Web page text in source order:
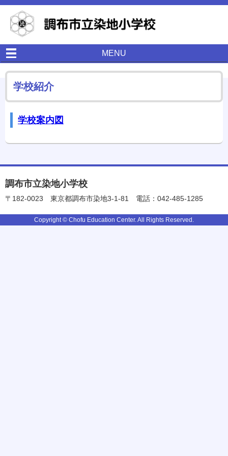
MENU
学校紹介
学校案内図
調布市立染地小学校
〒182-0023 東京都調布市染地3-1-81 電話：042-485-1285
Copyright © Chofu Education Center. All Rights Reserved.